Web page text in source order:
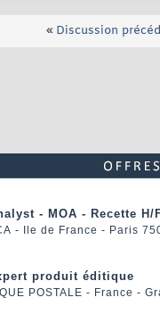
« Discussion
- MOA - Recette H/
- Ile de France - Paris
produit éditique
POSTALE - France -